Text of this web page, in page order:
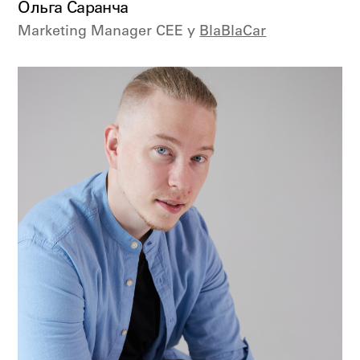
Ольга Саранча
Marketing Manager CEE у BlaBlaCar